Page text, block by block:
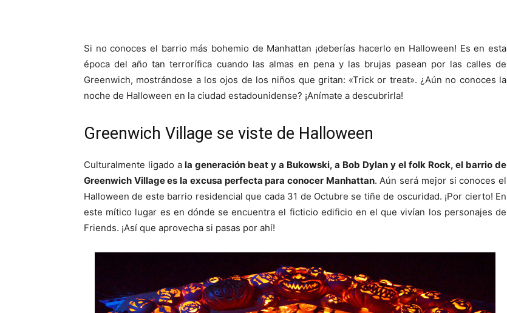
Si no conoces el barrio más bohemio de Manhattan ¡deberías hacerlo en Halloween! Es en esta
época del año tan terrorífica cuando las almas en pena y las brujas pasean por las calles de
Greenwich, mostrándose a los ojos de los niños que gritan: «Trick or treat». ¿Aún no conoces la
noche de Halloween en la ciudad estadounidense? ¡Anímate a descubrirla!
Greenwich Village se viste de Halloween
Culturalmente ligado a la generación beat y a Bukowski, a Bob Dylan y el folk Rock, el barrio de
Greenwich Village es la excusa perfecta para conocer Manhattan. Aún será mejor si conoces el
Halloween de este barrio residencial que cada 31 de Octubre se tiñe de oscuridad. ¡Por cierto! En
este mítico lugar es en dónde se encuentra el ficticio edificio en el que vivían los personajes de
Friends. ¡Así que aprovecha si pasas por ahí!